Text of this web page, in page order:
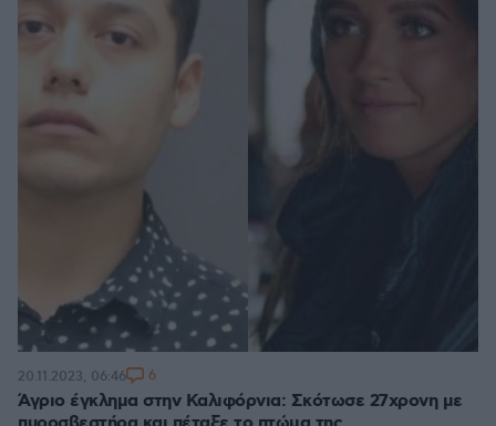
Άγριο έγκλημα στην Καλιφόρνια: Σκότωσε 27χρονη με
20.11.2023, 06:46 6